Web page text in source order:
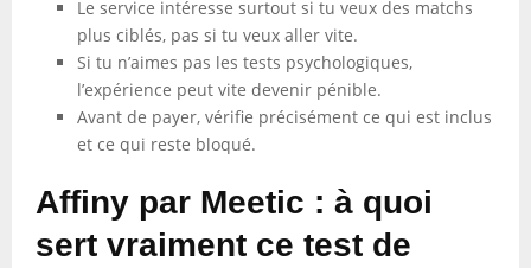
Le service intéresse surtout si tu veux des matchs
plus ciblés, pas si tu veux aller vite.
Si tu n’aimes pas les tests psychologiques,
l’expérience peut vite devenir pénible.
Avant de payer, vérifie précisément ce qui est inclus
et ce qui reste bloqué.
Affiny par Meetic : à quoi
sert vraiment ce test de